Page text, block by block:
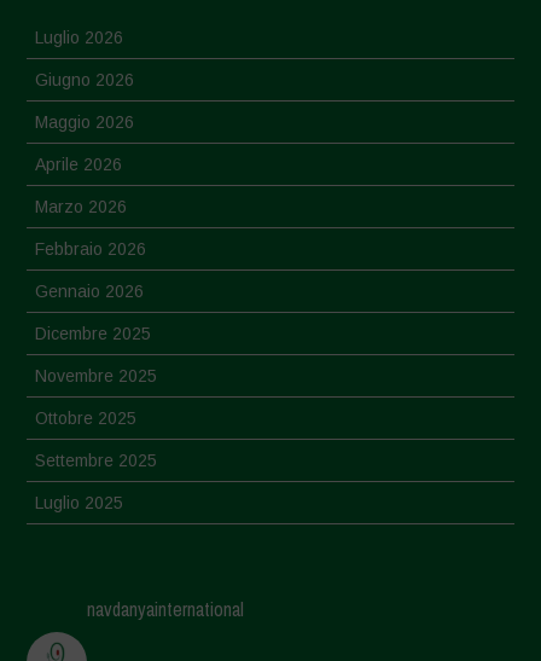
Luglio 2026
Giugno 2026
Maggio 2026
Aprile 2026
Marzo 2026
Febbraio 2026
Gennaio 2026
Dicembre 2025
Novembre 2025
Ottobre 2025
Settembre 2025
Luglio 2025
Aprile 2025
navdanyainternational